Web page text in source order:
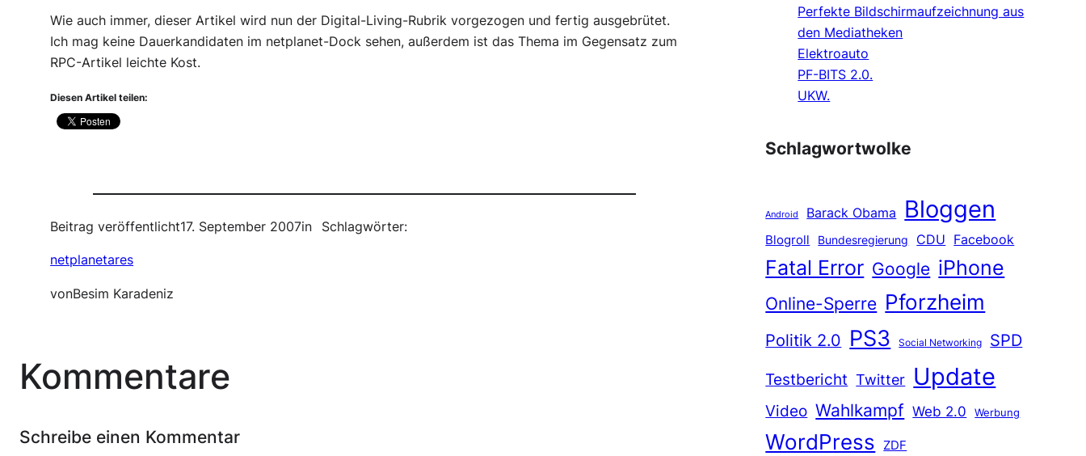
Wie auch immer, dieser Artikel wird nun der Digital-Living-Rubrik vorgezogen und fertig ausgebrütet.
Ich mag keine Dauerkandidaten im netplanet-Dock sehen, außerdem ist das Thema im Gegensatz zum
RPC-Artikel leichte Kost.
Diesen Artikel teilen:
Beitrag veröffentlicht17. September 2007in
netplanetares
vonBesim Karadeniz
Schlagwörter:
Kommentare
Schreibe einen Kommentar
Perfekte Bildschirmaufzeichnung aus
den Mediatheken
Elektroauto
PF-BITS 2.0.
UKW.
Schlagwortwolke
Android Barack Obama Bloggen
Blogroll Bundesregierung CDU Facebook
Fatal Error Google iPhone
Online-Sperre Pforzheim
Politik 2.0 PS3 Social Networking
SPD
Testbericht Twitter Update
Video Wahlkampf Web 2.0 Werbung
WordPress ZDF